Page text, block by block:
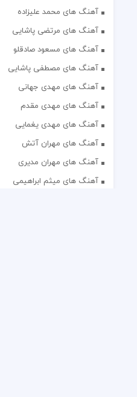
آهنگ های محمد علیزاده
آهنگ های مرتضی پاشایی
آهنگ های مسعود صادقلو
آهنگ های مصطفی پاشایی
آهنگ های مهدی جهانی
آهنگ های مهدی مقدم
آهنگ های مهدی یغمایی
آهنگ های مهران آتش
آهنگ های مهران مدیری
آهنگ های میثم ابراهیمی